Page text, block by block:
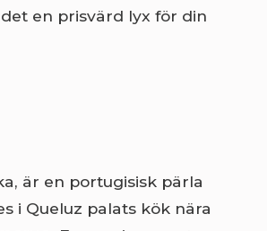
en prisvärd lyx för din
är en portugisisk pärla
i Queluz palats kök nära